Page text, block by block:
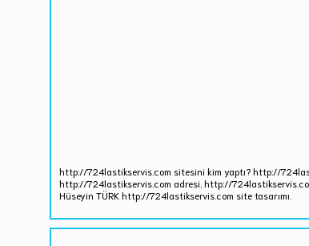
http://724lastikservis.com sitesini kim yaptı? http://
http://724lastikservis.com adresi, http://
Hüseyin TÜRK http://724lastikservis.com site tasarımı.